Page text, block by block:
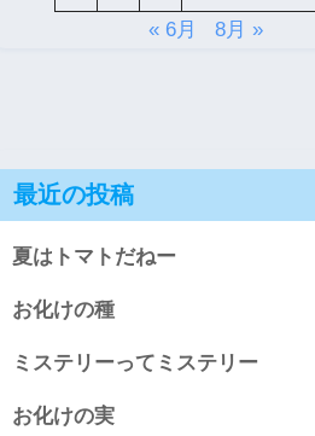
« 6月
8月 »
最近の投稿
夏はトマトだねー
お化けの種
ミステリーってミステリー
お化けの実